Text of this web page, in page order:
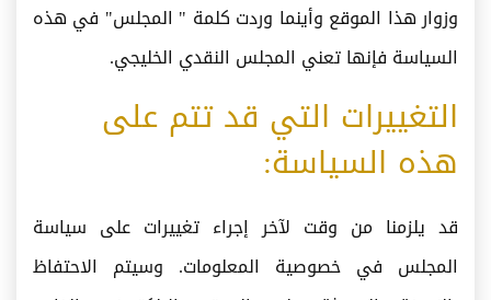
وزوار هذا الموقع وأينما وردت كلمة " المجلس" في هذه
السياسة فإنها تعني المجلس النقدي الخليجي.
التغييرات التي قد تتم على
هذه السياسة:
قد يلزمنا من وقت لآخر إجراء تغييرات على سياسة
المجلس في خصوصية المعلومات. وسيتم الاحتفاظ